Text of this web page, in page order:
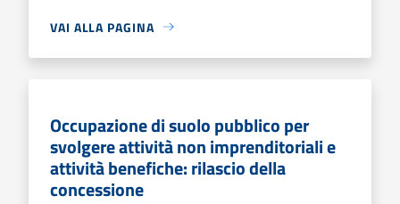
VAI ALLA PAGINA
Occupazione di suolo pubblico per
svolgere attività non imprenditoriali e
attività benefiche: rilascio della
concessione